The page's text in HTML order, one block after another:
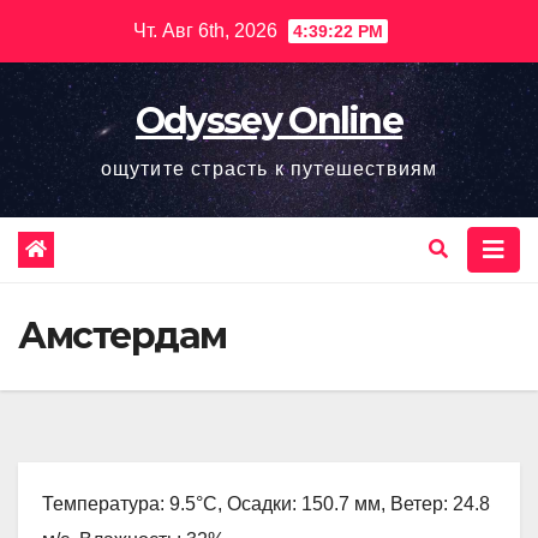
содержимому
Чт. Авг 6th, 2026 4:39:23 PM
Odyssey Online
ощутите страсть к путешествиям
Амстердам
Температура: 9.5°C, Осадки: 150.7 мм, Ветер: 24.8